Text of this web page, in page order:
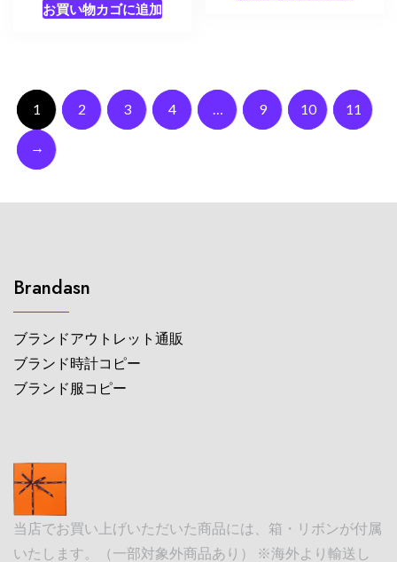
お買い物カゴに追加
1 2 3 4 … 9 10 11
→
Brandasn
ブランドアウトレット通販
ブランド時計コピー
ブランド服コピー
当店でお買い上げいただいた商品には、箱・リボンが付属
いたします。（一部対象外商品あり） ※海外より輸送し